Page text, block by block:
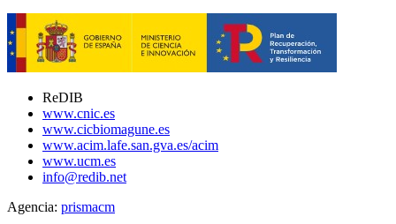
ReDIB
www.cnic.es
www.cicbiomagune.es
www.acim.lafe.san.gva.es/acim
www.ucm.es
info@redib.net
Agencia: prismacm